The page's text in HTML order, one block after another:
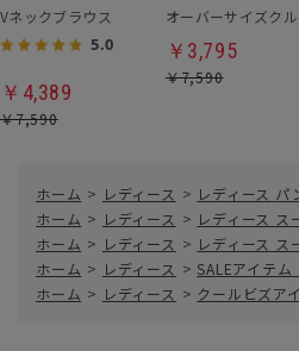
Vネックブラウス
5.0
￥4,389
￥7,590
￥3,795
￥7,590
ホーム > レディース > レディース パ
ホーム > レディース > レディース ス
ホーム > レディース > レディース ス
ホーム > レディース > SALEアイテム
ホーム > レディース > クールビズア